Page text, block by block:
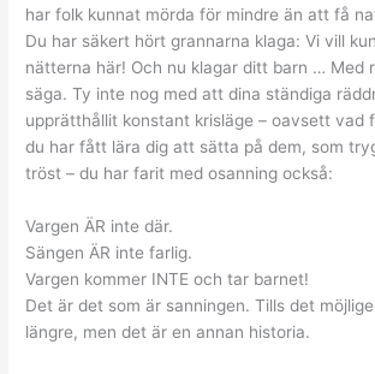
har folk kunnat mörda för mindre än att få
Du har säkert hört grannarna klaga: Vi vill
nätterna här! Och nu klagar ditt barn … Med
säga. Ty inte nog med att dina ständiga
upprätthållit konstant krisläge – oavsett vad
du har fått lära dig att sätta på dem, som
tröst – du har farit med osanning också:
Vargen ÄR inte där.
Sängen ÄR inte farlig.
Vargen kommer INTE och tar barnet!
Det är det som är sanningen. Tills det
längre, men det är en annan historia.